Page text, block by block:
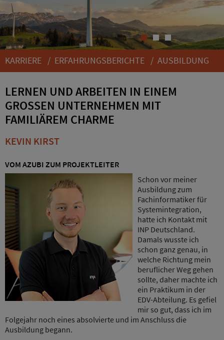
1 2 3
KARRIERE / ERFAHRUNGSBERICHTE / AUSBILDUNG
LERNEN UND ARBEITEN IN EINEM
GROSSEN UNTERNEHMEN MIT F
AMILIÄREM CHARME
KEVIN KIRST
VOM AZUBI ZUM PROJEKTLEITER
Schon vor meiner
Ausbildung zum
Fachinformatiker für
Systemintegration,
hatte ich Kontakt mit
INP Deutschland.
Damals wusste ich
schon ganz genau, in
welche Richtung mein
beruflicher Weg gehen
sollte, daher machte ich
ein Praktikum in der
EDV-Abteilung. Es gefiel
mir so gut, dass ich im
Folgejahr noch eines absolvierte und im Anschluss die
Ausbildung begann.